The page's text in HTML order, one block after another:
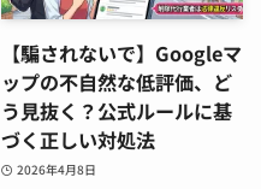
【騙されないで】Googleマ
ップの不自然な低評価、ど
う見抜く？公式ルールに基
づく正しい対処法
2026年4月8日